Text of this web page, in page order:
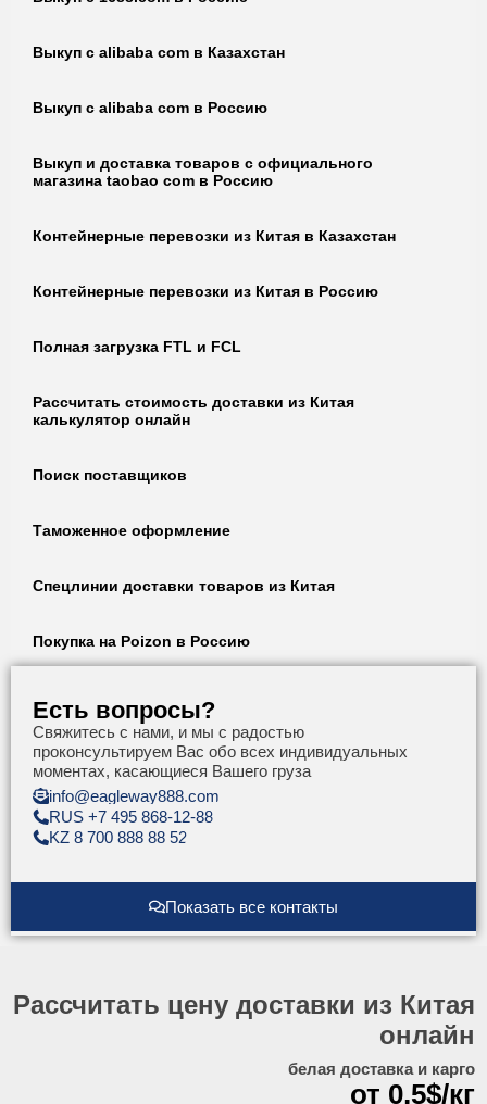
Выкуп с alibaba com в Казахстан
Выкуп с alibaba com в Россию
Выкуп и доставка товаров с официального
магазина taobao com в Россию
Контейнерные перевозки из Китая в Казахстан
Контейнерные перевозки из Китая в Россию
Полная загрузка FTL и FCL
Рассчитать стоимость доставки из Китая
калькулятор онлайн
Поиск поставщиков
Таможенное оформление
Спецлинии доставки товаров из Китая
Покупка на Poizon в Россию
Есть вопросы?
Свяжитесь с нами, и мы с радостью
проконсультируем Вас обо всех индивидуальных
моментах, касающиеся Вашего груза
info@eagleway888.com
RUS +7 495 868-12-88
KZ 8 700 888 88 52
Показать все контакты
Рассчитать цену доставки из Китая
онлайн
белая доставка и карго
от 0,5$/кг